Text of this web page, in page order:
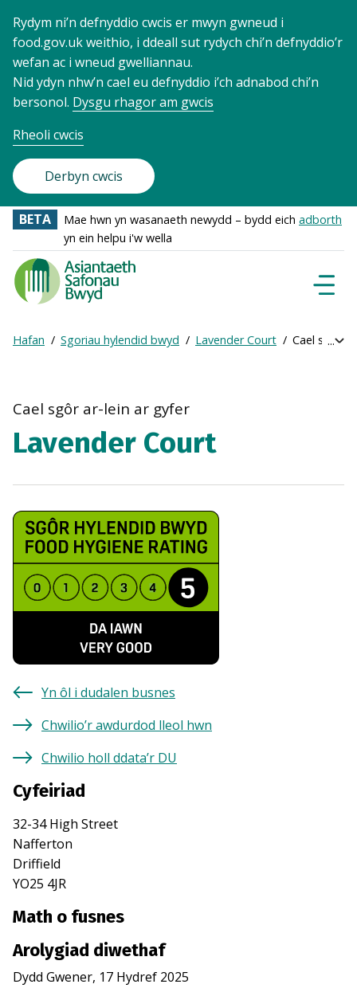
Rydym ni’n defnyddio cwcis er mwyn gwneud i
food.gov.uk weithio, i ddeall sut rydych chi’n defnyddio’r
wefan ac i wneud gwelliannau.
Nid ydyn nhw’n cael eu defnyddio i’ch adnabod chi’n
bersonol. Dysgu rhagor am gwcis
Rheoli cwcis
Derbyn cwcis
BETA Mae hwn yn wasanaeth newydd – bydd eich adborth
yn ein helpu i'w wella
Food
Standards
Agency
Frontpage
Breadcrumb
Hafan Sgoriau hylendid bwyd Lavender Court Cael sgôr
Cael sgôr ar-lein ar gyfer
Lavender Court
Yn ôl i dudalen busnes
Chwilio’r awdurdod lleol hwn
Chwilio holl ddata’r DU
Cyfeiriad
32-34 High Street
Nafferton
Driffield
YO25 4JR
Math o fusnes
Arolygiad diwethaf
Dydd Gwener, 17 Hydref 2025